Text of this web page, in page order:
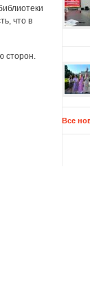
что в
сторон.
Все